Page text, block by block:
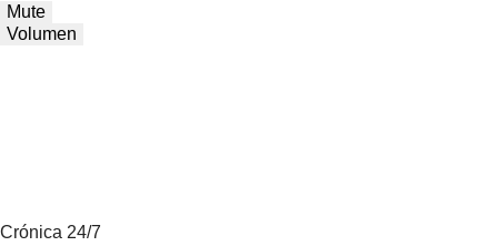
Mute
Volumen
Crónica 24/7